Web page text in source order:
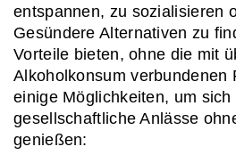
entspannen, zu sozialisieren
Gesündere Alternativen zu
Vorteile bieten, ohne die mit
Alkoholkonsum verbundenen
einige Möglichkeiten, um
gesellschaftliche Anlässe
genießen: